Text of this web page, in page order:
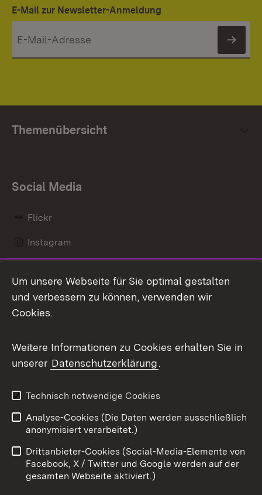
E-Mail zur Newsletter-Anmeldung
Themenübersicht
Social Media
Flickr
Instagram
Mastodon
Messenger
Social Wall
X / Twitter
Youtube
Benutzungshinweise
Barrierefreiheit
Datenschutz
Cookies
Um unsere Webseite für Sie optimal gestalten
und verbessern zu können, verwenden wir
Cookies.
Weitere Informationen zu Cookies erhalten Sie in
unserer Datenschutzerklärung.
Technisch notwendige Cookies
Analyse-Cookies (Die Daten werden ausschließlich
anonymisiert verarbeitet.)
Drittanbieter-Cookies (Social-Media-Elemente von
Facebook, X / Twitter und Google werden auf der
gesamten Webseite aktiviert.)